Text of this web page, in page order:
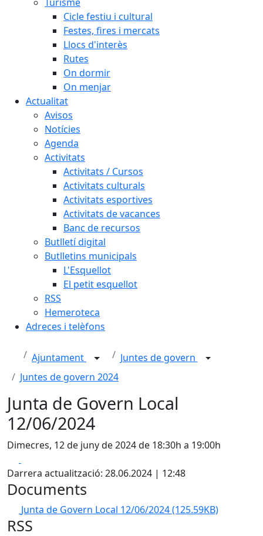
Cicle festiu i cultural
Festes, fires i mercats
Llocs d'interès
Rutes
On dormir
On menjar
Actualitat
Avisos
Notícies
Agenda
Activitats
Activitats / Cursos
Activitats culturals
Activitats esportives
Activitats de vacances
Banc de recursos
Butlletí digital
Butlletins municipals
L'Esquellot
El petit esquellot
RSS
Hemeroteca
Adreces i telèfons
Ajuntament
Juntes de govern
Juntes de govern 2024
Junta de Govern Local
12/06/2024
Dimecres, 12 de juny de 2024 de 18:30h a 19:00h
Darrera actualització: 28.06.2024 | 12:48
Documents
Junta de Govern Local 12/06/2024(125.59KB)
RSS